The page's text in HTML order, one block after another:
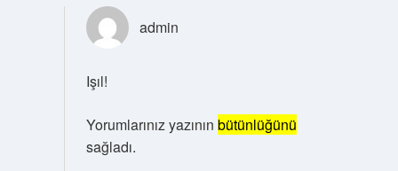
admin
Işıl!
Yorumlarınız yazının bütünlüğünü
sağladı.